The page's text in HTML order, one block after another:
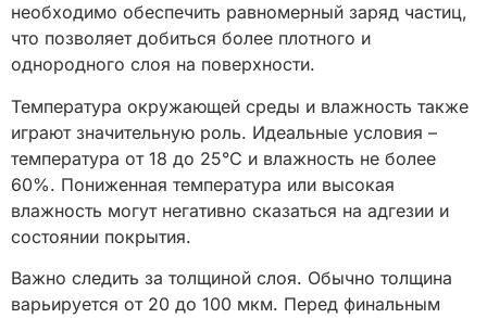
необходимо обеспечить равномерный заряд частиц,
что позволяет добиться более плотного и
однородного слоя на поверхности.
Температура окружающей среды и влажность также
играют значительную роль. Идеальные условия –
температура от 18 до 25°C и влажность не более
60%. Пониженная температура или высокая
влажность могут негативно сказаться на адгезии и
состоянии покрытия.
Важно следить за толщиной слоя. Обычно толщина
варьируется от 20 до 100 мкм. Перед финальным